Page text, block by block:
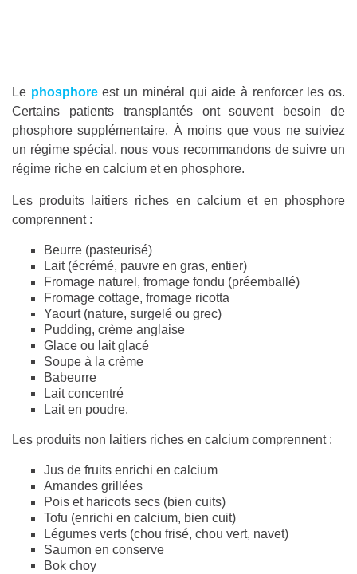
Le phosphoreest un minéral qui aide à renforcer les os.
Certains patients transplantés ont souvent besoin de
phosphore supplémentaire. À moins que vous ne suiviez
un régime spécial, nous vous recommandons de suivre un
régime riche en calcium et en phosphore.
Les produits laitiers riches en calcium et en phosphore
comprennent :
Beurre (pasteurisé)
Lait (écrémé, pauvre en gras, entier)
Fromage naturel, fromage fondu (préemballé)
Fromage cottage, fromage ricotta
Yaourt (nature, surgelé ou grec)
Pudding, crème anglaise
Glace ou lait glacé
Soupe à la crème
Babeurre
Lait concentré
Lait en poudre.
Les produits non laitiers riches en calcium comprennent :
Jus de fruits enrichi en calcium
Amandes grillées
Pois et haricots secs (bien cuits)
Tofu (enrichi en calcium, bien cuit)
Légumes verts (chou frisé, chou vert, navet)
Saumon en conserve
Bok choy